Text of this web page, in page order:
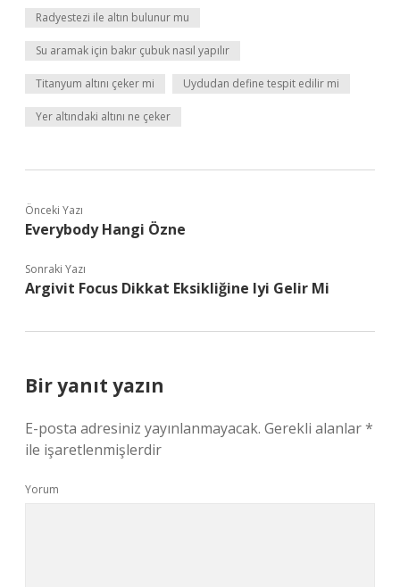
Radyestezi ile altın bulunur mu
Su aramak için bakır çubuk nasıl yapılır
Titanyum altını çeker mi Uydudan define tespit edilir mi
Yer altındaki altını ne çeker
Önceki Yazı
Everybody Hangi Özne
Sonraki Yazı
Argivit Focus Dikkat Eksikliğine Iyi Gelir Mi
Bir yanıt yazın
E-posta adresiniz yayınlanmayacak. Gerekli alanlar*
ile işaretlenmişlerdir
Yorum